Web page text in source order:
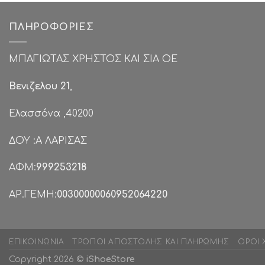
ΠΛΗΡΟΦΟΡΊΕΣ
ΜΠΑΓΙΩΤΑΣ ΧΡΗΣΤΟΣ ΚΑΙ ΣΙΑ ΟΕ
Βενιζελου 21,
Ελασσόνα ,40200
ΔΟΥ :Α ΛΑΡΙΣΑΣ
ΑΦΜ:999253218
ΑΡ.ΓΕΜΗ:00300000060952064220
ΕΠΙΚΟΙΝΩΝΊΑ ΤΡΌΠΟΙ ΑΠΟΣΤΟΛΉΣ ΚΑΙ ΠΛΗΡΩΜΉΣ ΌΡΟΙ
Copyright 2026 © iShoeStore